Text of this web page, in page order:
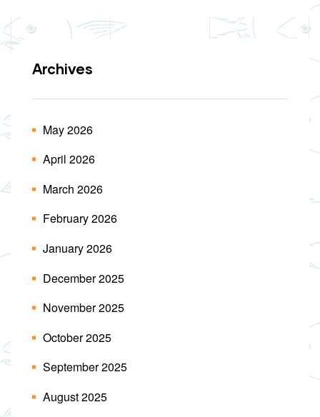
Archives
May 2026
April 2026
March 2026
February 2026
January 2026
December 2025
November 2025
October 2025
September 2025
August 2025